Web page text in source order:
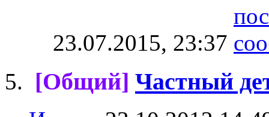
23.07.2015, 23:37
[Общий] Частный